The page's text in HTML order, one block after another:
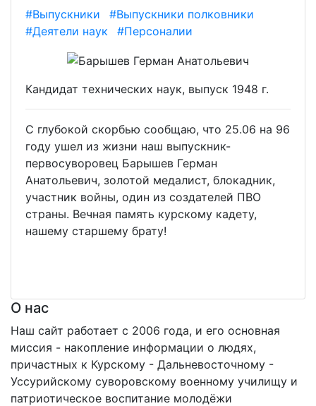
#Выпускники
#Выпускники полковники
#Деятели наук
#Персоналии
Кандидат технических наук, выпуск 1948 г.
С глубокой скорбью сообщаю, что 25.06 на 96
году ушел из жизни наш выпускник-
первосуворовец Барышев Герман
Анатольевич, золотой медалист, блокадник,
участник войны, один из создателей ПВО
страны. Вечная память курскому кадету,
нашему старшему брату!
О нас
Наш сайт работает с 2006 года, и его основная
миссия - накопление информации о людях,
причастных к Курскому - Дальневосточному -
Уссурийскому суворовскому военному училищу и
патриотическое воспитание молодёжи